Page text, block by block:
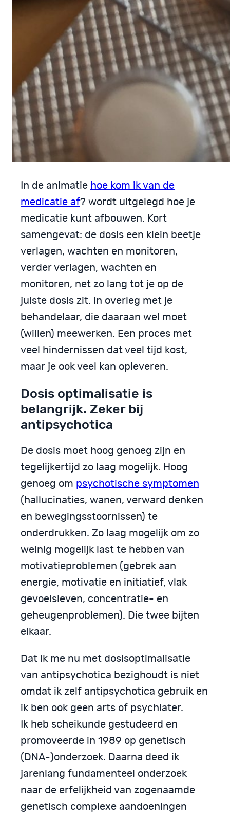
In de animatie hoe kom ik van de
medicatie af? wordt uitgelegd hoe je
medicatie kunt afbouwen. Kort
samengevat: de dosis een klein beetje
verlagen, wachten en monitoren,
verder verlagen, wachten en
monitoren, net zo lang tot je op de
juiste dosis zit. In overleg met je
behandelaar, die daaraan wel moet
(willen) meewerken. Een proces met
veel hindernissen dat veel tijd kost,
maar je ook veel kan opleveren.
Dosis optimalisatie is
belangrijk. Zeker bij
antipsychotica
De dosis moet hoog genoeg zijn en
tegelijkertijd zo laag mogelijk. Hoog
genoeg om psychotische symptomen
(hallucinaties, wanen, verward denken
en bewegingsstoornissen) te
onderdrukken. Zo laag mogelijk om zo
weinig mogelijk last te hebben van
motivatieproblemen (gebrek aan
energie, motivatie en initiatief, vlak
gevoelsleven, concentratie- en
geheugenproblemen). Die twee bijten
elkaar.
Dat ik me nu met dosisoptimalisatie
van antipsychotica bezighoudt is niet
omdat ik zelf antipsychotica gebruik en
ik ben ook geen arts of psychiater.
Ik heb scheikunde gestudeerd en
promoveerde in 1989 op genetisch
(DNA-)onderzoek. Daarna deed ik
jarenlang fundamenteel onderzoek
naar de erfelijkheid van zogenaamde
genetisch complexe aandoeningen